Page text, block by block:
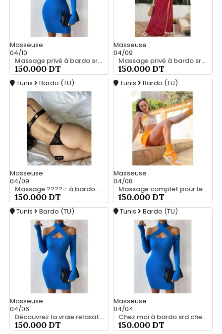
Masseuse
04/10
Massage privé à bardo srd chez moi 55066248
150.000 DT
Masseuse
04/09
Massage privé à bardo srd 20466285
150.000 DT
Tunis Bardo (TU)
Masseuse
04/09
Massage ????‍♂️ à bardo srd chez moi privé 55066248
150.000 DT
Tunis Bardo (TU)
Masseuse
04/08
Massage complet pour les hommes srd chez moi à bardo 55066248
150.000 DT
Tunis Bardo (TU)
Masseuse
04/06
Découvrez la vraie relaxation pour les hommes srd 20466285
150.000 DT
Tunis Bardo (TU)
Masseuse
04/04
Chez moi à bardo srd chez moi 55066248
150.000 DT